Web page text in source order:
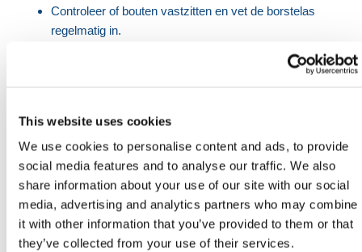
This website uses cookies
We use cookies to personalise content and ads, to provide
social media features and to analyse our traffic. We also
share information about your use of our site with our social
media, advertising and analytics partners who may combine
it with other information that you’ve provided to them or that
they’ve collected from your use of their services.
Controleer of bouten vastzitten en vet de borstelas
regelmatig in.
zorgen dat de borstel alleen licht de grond raakt om
Specificaties:
Veegbreedte: 2200mm
22 x 5" Dubbel gebonden polypropyleen borstels